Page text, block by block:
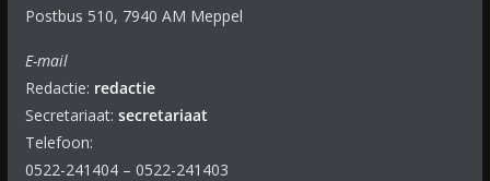
Postbus 510, 7940 AM Meppel
E-mail
Redactie: redactie
Secretariaat: secretariaat
Telefoon:
0522-241404 – 0522-241403